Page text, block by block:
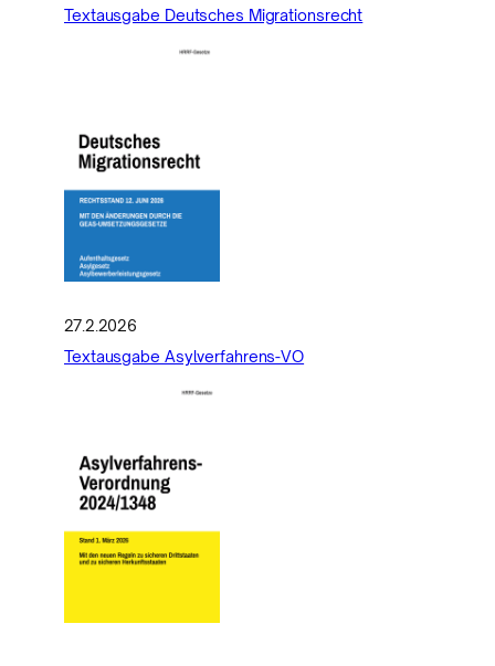
Textausgabe Deutsches Migrationsrecht
27.2.2026
Textausgabe Asylverfahrens-VO